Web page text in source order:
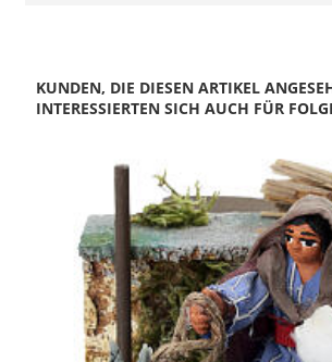
KUNDEN, DIE DIESEN ARTIKEL
INTERESSIERTEN SICH AUCH FÜR